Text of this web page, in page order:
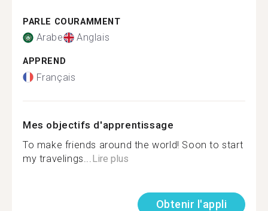
PARLE COURAMMENT
Arabe Anglais
APPREND
Français
Mes objectifs d'apprentissage
To make friends around the world! Soon to start
my travelings... Lire plus
Obtenir l'appli